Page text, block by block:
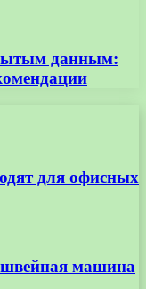
данным:
для офисных
швейная машина